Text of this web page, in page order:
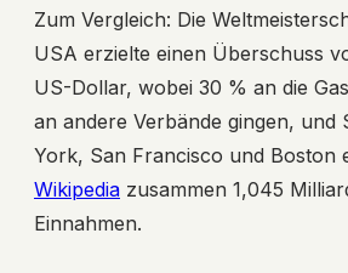
Zum Vergleich: Die
USA erzielte einen Überschuss
US-Dollar, wobei 30 % an die
an andere Verbände gingen, und
York, San Francisco und Boston
Wikipedia zusammen 1,045
Einnahmen.